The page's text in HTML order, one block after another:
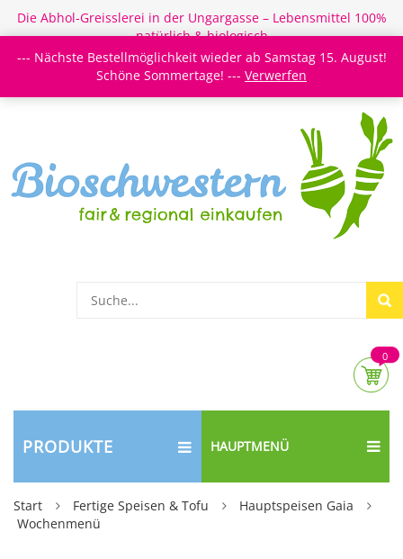
Die Abhol-Greisslerei in der Ungargasse – Lebensmittel 100%
natürlich & biologisch
Login/Register Newsletter Meine Merkzettel
0
PRODUKTE HAUPTMENÜ
Start Fertige Speisen & Tofu
Hauptspeisen Gaia
Wochenmenü
--- Nächste Bestellmöglichkeit wieder ab Samstag 15. August!
Schöne Sommertage! --- Verwerfen